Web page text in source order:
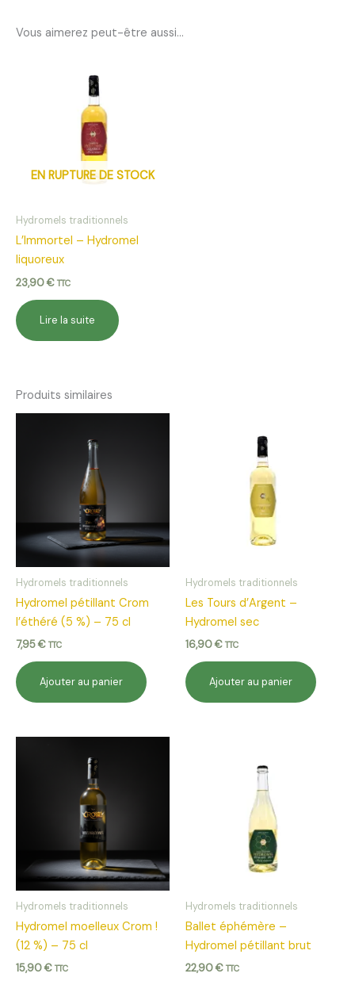
Vous aimerez peut-être aussi…
EN RUPTURE DE STOCK
Hydromels traditionnels
L’Immortel – Hydromel
liquoreux
23,90€ TTC
Lire la suite
Produits similaires
Hydromels traditionnels
Hydromel pétillant Crom
l’éthéré (5 %) – 75 cl
7,95€ TTC
Ajouter au panier
Hydromels traditionnels
Les Tours d’Argent –
Hydromel sec
16,90€ TTC
Ajouter au panier
Hydromels traditionnels
Hydromel moelleux Crom !
(12 %) – 75 cl
15,90€ TTC
Hydromels traditionnels
Ballet éphémère –
Hydromel pétillant brut
22,90€ TTC